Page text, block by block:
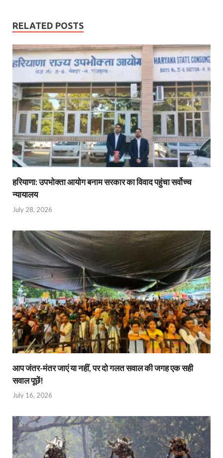
RELATED POSTS
हरियाणा: उपभोक्ता आयोग बनाम सरकार का विवाद पहुंचा सर्वोच्च
न्यायालय
July 28, 2026
आप जंतर-मंतर जाएं या नहीं, पर दो गलत सवाल की जगह एक सही
सवाल पूछें!
July 16, 2026